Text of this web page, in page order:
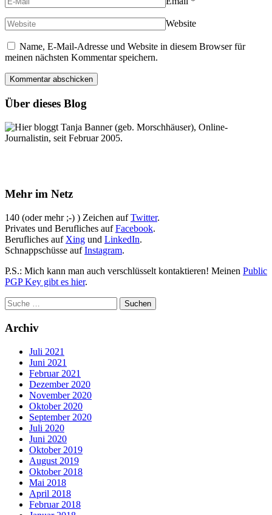
Website
Name, E-Mail-Adresse und Website in diesem Browser für
meinen nächsten Kommentar speichern.
Über dieses Blog
Hier bloggt Tanja Banner (geb. Morschhäuser), Online-
Journalistin, seit Februar 2005.
Mehr im Netz
140 (oder mehr ;-) ) Zeichen aufTwitter.
Privates und Berufliches aufFacebook.
Berufliches auf Xing und LinkedIn.
Schnappschüsse aufInstagram.
P.S.: Mich kann man auch verschlüsselt kontaktieren! Meinen Public
PGP Key gibt es hier.
Archiv
Juli 2021
Juni 2021
Februar 2021
Dezember 2020
November 2020
Oktober 2020
September 2020
Juli 2020
Juni 2020
Oktober 2019
August 2019
Oktober 2018
Mai 2018
April 2018
Februar 2018